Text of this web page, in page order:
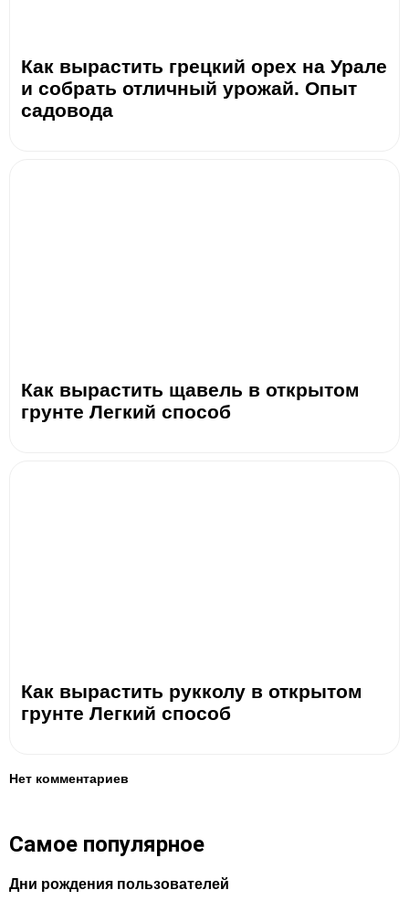
Как вырастить грецкий орех на Урале
и собрать отличный урожай. Опыт
садовода
Как вырастить щавель в открытом
грунте Легкий способ
Как вырастить рукколу в открытом
грунте Легкий способ
Нет комментариев
Самое популярное
Дни рождения пользователей